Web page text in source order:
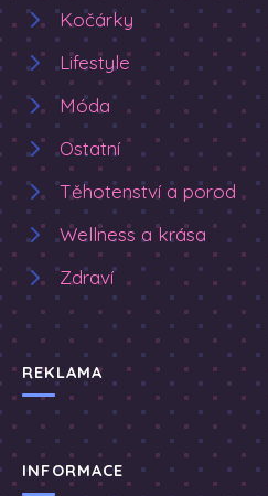
Kočárky
Lifestyle
Móda
Ostatní
Těhotenství a porod
Wellness a krása
Zdraví
REKLAMA
INFORMACE